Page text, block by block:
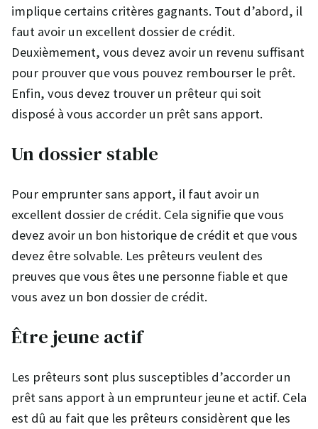
implique certains critères gagnants. Tout d’abord, il
faut avoir un excellent dossier de crédit.
Deuxièmement, vous devez avoir un revenu suffisant
pour prouver que vous pouvez rembourser le prêt.
Enfin, vous devez trouver un prêteur qui soit
disposé à vous accorder un prêt sans apport.
Un dossier stable
Pour emprunter sans apport, il faut avoir un
excellent dossier de crédit. Cela signifie que vous
devez avoir un bon historique de crédit et que vous
devez être solvable. Les prêteurs veulent des
preuves que vous êtes une personne fiable et que
vous avez un bon dossier de crédit.
Être jeune actif
Les prêteurs sont plus susceptibles d’accorder un
prêt sans apport à un emprunteur jeune et actif. Cela
est dû au fait que les prêteurs considèrent que les